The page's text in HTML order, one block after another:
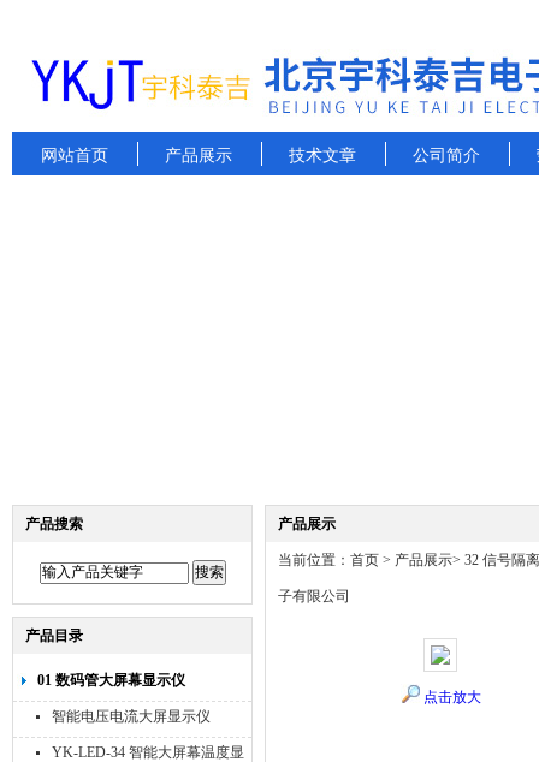
网站首页 产品展示 技术文章 公司简介
产品搜索
产品目录
01 数码管大屏幕显示仪
智能电压电流大屏显示仪
YK-LED-34 智能大屏幕温度显
产品展示
当前位置： 首页 > 产品展示> 32 信号隔
子有限公司
点击放大